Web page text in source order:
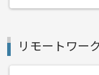
リモートワー